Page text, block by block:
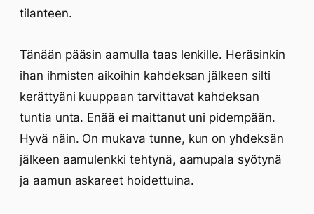
tilanteen.
Tänään pääsin aamulla taas lenkille. Heräsinkin
ihan ihmisten aikoihin kahdeksan jälkeen silti
kerättyäni kuuppaan tarvittavat kahdeksan
tuntia unta. Enää ei maittanut uni pidempään.
Hyvä näin. On mukava tunne, kun on yhdeksän
jälkeen aamulenkki tehtynä, aamupala syötynä
ja aamun askareet hoidettuina.